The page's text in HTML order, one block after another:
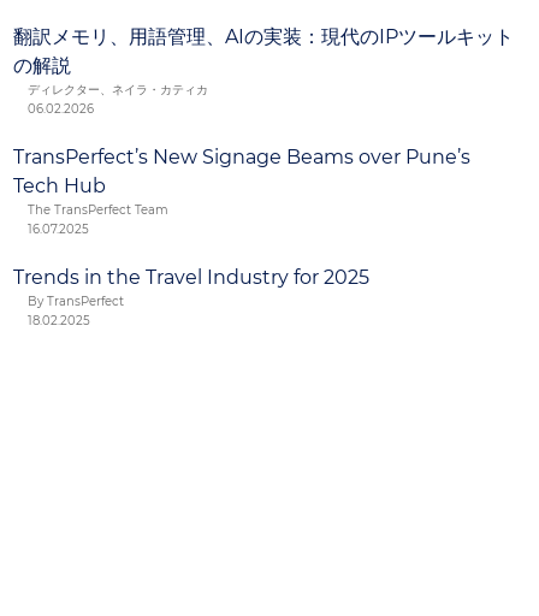
翻訳メモリ、用語管理、AIの実装：現代のIPツールキット
の解説
ディレクター、ネイラ・カティカ
06.02.2026
TransPerfect’s New Signage Beams over Pune’s
Tech Hub
The TransPerfect Team
16.07.2025
Trends in the Travel Industry for 2025
By TransPerfect
18.02.2025